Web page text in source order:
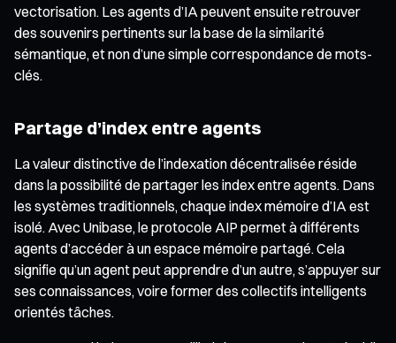
vectorisation. Les agents d’IA peuvent ensuite retrouver
des souvenirs pertinents sur la base de la similarité
sémantique, et non d’une simple correspondance de mots-
clés.
Partage d’index entre agents
La valeur distinctive de l’indexation décentralisée réside
dans la possibilité de partager les index entre agents. Dans
les systèmes traditionnels, chaque index mémoire d’IA est
isolé. Avec Unibase, le protocole AIP permet à différents
agents d’accéder à un espace mémoire partagé. Cela
signifie qu’un agent peut apprendre d’un autre, s’appuyer sur
ses connaissances, voire former des collectifs intelligents
orientés tâches.